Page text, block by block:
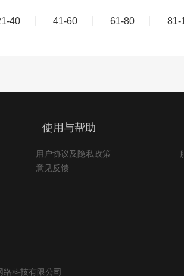
40 41-60 61-80 81-
使用与帮助
用户协议及隐私政策
意见反馈
科技有限公司